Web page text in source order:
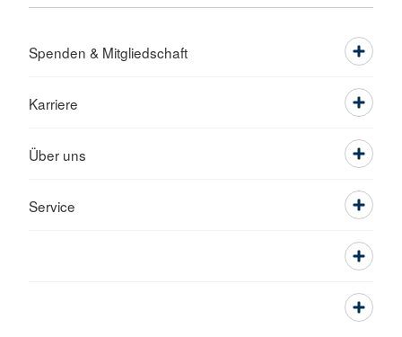
Spenden & Mitgliedschaft
Karriere
Über uns
Service